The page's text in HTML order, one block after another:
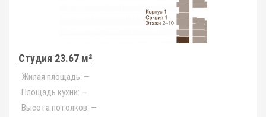
Студия 23.67 м²
Жилая площадь: —
Площадь кухни: —
Высота потолков: —